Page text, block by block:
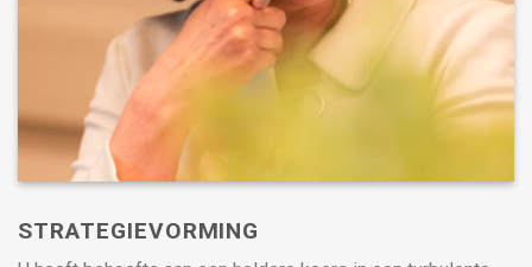
STRATEGIEVORMING